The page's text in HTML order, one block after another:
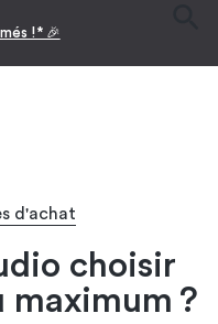
paiement en 10x
d'achat
choisir
maximum ?